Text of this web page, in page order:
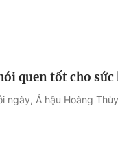
quen tốt cho sức
ngày, Á hậu Hoàng